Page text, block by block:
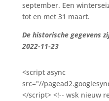
september. Een
tot en met 31 maart.
De historische gegevens
2022-11-23
<script async
src="//
</script> <!-- wsk nieuw